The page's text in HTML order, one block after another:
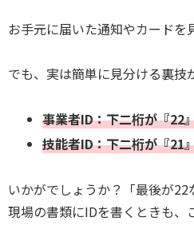
お手元に届いた通知やカードを
でも、実は簡単に見分ける裏技
事業者ID：下二桁が『22
技能者ID：下二桁が『21
いかがでしょうか？「最後が
現場の書類にIDを書くときも、